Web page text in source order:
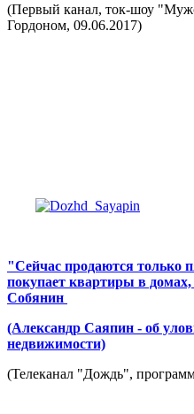
(Первый канал, ток-шоу
Гордоном, 09.06.2017)
"Сейчас продаются только
покупает квартиры в домах,
Собянин
(Александр Саяпин - об
недвижимости)
(Телеканал "Дождь",